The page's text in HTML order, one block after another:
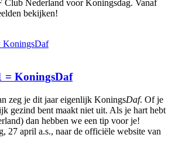
Nederland voor Koningsdag. Vanaf
bekijken!
= KoningsDaf
zeg je dit jaar eigenlijk KoningsDaf. Of je
gezind bent maakt niet uit. Als je hart hebt
dan hebben we een tip voor je!
27 april a.s., naar de officiële website van